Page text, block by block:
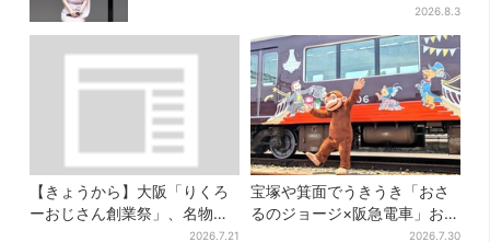
2026.8.3
【きょうから】大阪「りくろ
ーおじさん創業祭」、名物
の“和菓子”を梅田で販売 6日
2026.7.21
宝塚や箕面でうきうき「おさ
るのジョージ×阪急電車」お披
露目！マルーンの制服で神2026.7.30